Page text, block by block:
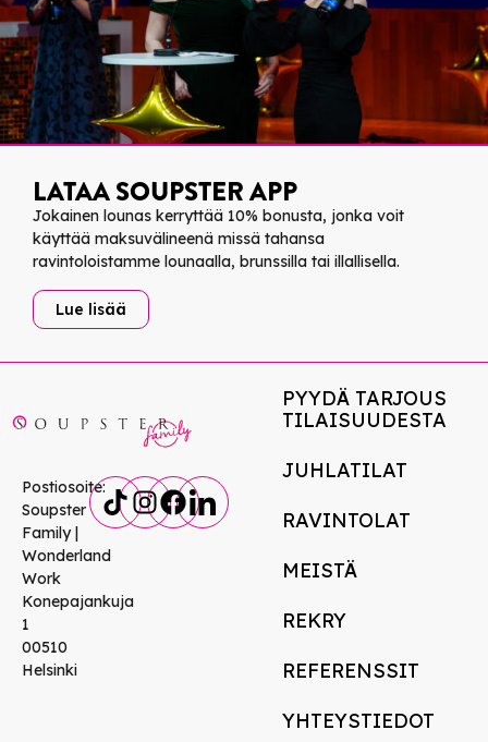
Jokainen lounas kerryttää 10% bonusta, jonka voit
käyttää maksuvälineenä missä tahansa
ravintoloistamme lounaalla, brunssilla tai illallisella.
LATAA SOUPSTER APP
Lue lisää
Postiosoite:
Soupster
Family |
Wonderland
Work
Konepajankuja
1
00510
Helsinki
PYYDÄ TARJOUS
TILAISUUDESTA
JUHLATILAT
RAVINTOLAT
MEISTÄ
REKRY
REFERENSSIT
YHTEYSTIEDOT